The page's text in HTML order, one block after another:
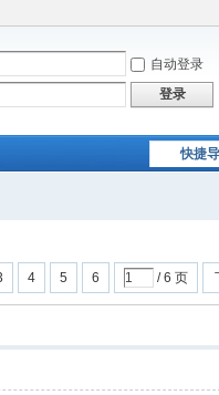
自动登录
登录
快捷
4 5 6 / 6 页